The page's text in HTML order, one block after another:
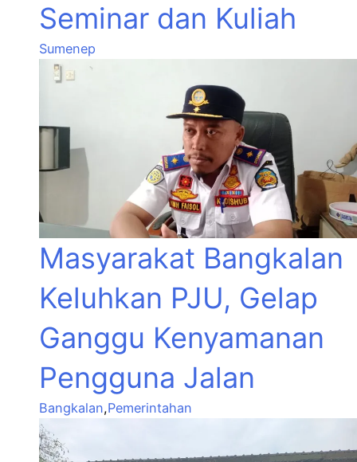
Seminar dan Kuliah
Sumenep
Masyarakat Bangkalan
Keluhkan PJU, Gelap
Ganggu Kenyamanan
Pengguna Jalan
Bangkalan,Pemerintahan